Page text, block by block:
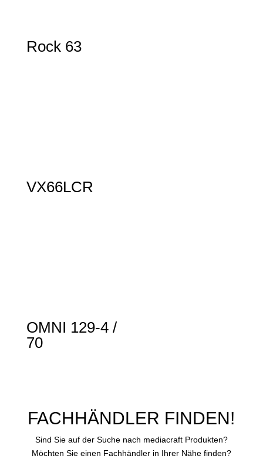
Rock 63
VX66LCR
OMNI 129-4 /
70
FACHHÄNDLER FINDEN!
Sind Sie auf der Suche nach mediacraft Produkten?
Möchten Sie einen Fachhändler in Ihrer Nähe finden?